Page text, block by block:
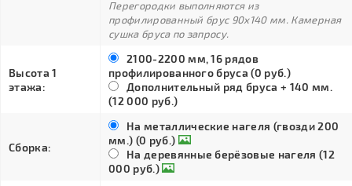
Перегородки выполняются из
профилированный брус 90х140 мм. Камерная
сушка бруса по запросу.
Высота 1
этажа:
2100-2200 мм, 16 рядов
профилированного бруса (0 руб.)
Дополнительный ряд бруса + 140 мм.
(12 000 руб.)
Сборка:
На металлические нагеля (гвозди 200
мм.) (0 руб.)
На деревянные берёзовые нагеля (12
000 руб.)